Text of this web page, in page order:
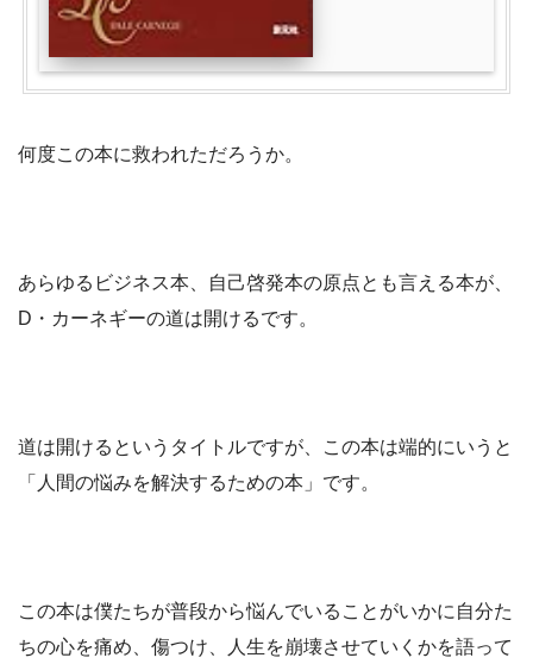
何度この本に救われただろうか。
あらゆるビジネス本、自己啓発本の原点とも言える本が、
D・カーネギーの道は開けるです。
道は開けるというタイトルですが、この本は端的にいうと
「人間の悩みを解決するための本」です。
この本は僕たちが普段から悩んでいることがいかに自分た
ちの心を痛め、傷つけ、人生を崩壊させていくかを語って